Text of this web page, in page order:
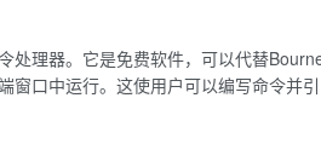
处理器。它是免费软件，可以代替
窗口中运行。这使用户可以编写命令并引